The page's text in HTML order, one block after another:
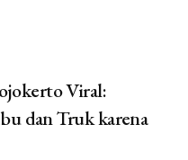
Viral:
dan Truk karena